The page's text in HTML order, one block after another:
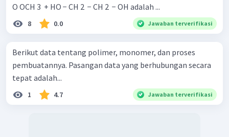
O OCH 3 ​ + HO − CH 2 ​ − CH 2 ​ − OH adalah ...
8 0.0 Jawaban terverifikasi
Berikut data tentang polimer, monomer, dan proses
pembuatannya. Pasangan data yang berhubungan secara
tepat adalah...
1 4.7 Jawaban terverifikasi